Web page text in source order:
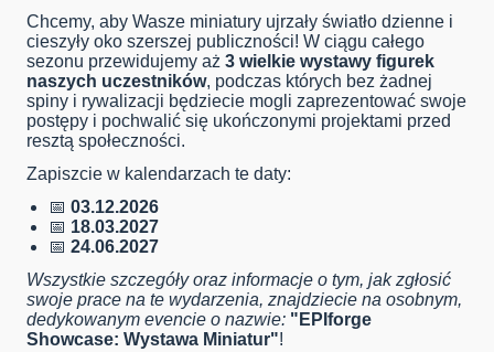
Chcemy, aby Wasze miniatury ujrzały światło dzienne i
cieszyły oko szerszej publiczności! W ciągu całego
sezonu przewidujemy aż 3 wielkie wystawy figurek
naszych uczestników, podczas których bez żadnej
spiny i rywalizacji będziecie mogli zaprezentować swoje
postępy i pochwalić się ukończonymi projektami przed
resztą społeczności.
Zapiszcie w kalendarzach te daty:
📅 03.12.2026
📅 18.03.2027
📅 24.06.2027
Wszystkie szczegóły oraz informacje o tym, jak zgłosić
swoje prace na te wydarzenia, znajdziecie na osobnym,
dedykowanym evencie o nazwie: "EPIforge
Showcase: Wystawa Miniatur"!